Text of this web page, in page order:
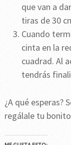
que van a
tiras de 30
Cuando
cinta en la
cuadrad. Al
tendrás
¿A qué esperas?
regálale tu